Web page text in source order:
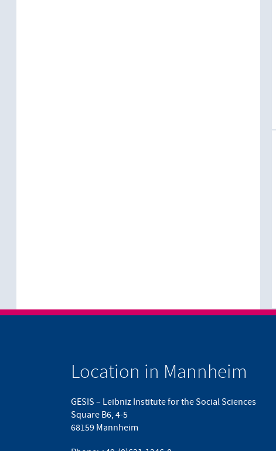
Location in Mannheim
GESIS – Leibniz Institute for the Social Sciences
Square B6, 4-5
68159 Mannheim